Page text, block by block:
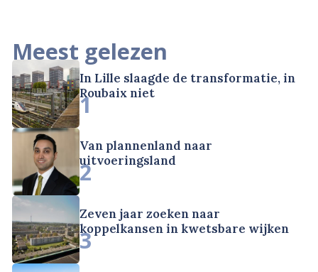
Meest gelezen
In Lille slaagde de transformatie, in
Roubaix niet
1
Van plannenland naar
uitvoeringsland
2
Zeven jaar zoeken naar
koppelkansen in kwetsbare wijken
3